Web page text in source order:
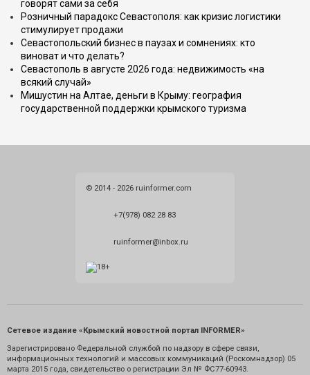
говорят сами за себя
Розничный парадокс Севастополя: как кризис логистики
стимулирует продажи
Севастопольский бизнес в паузах и сомнениях: кто
виноват и что делать?
Севастополь в августе 2026 года: недвижимость «на
всякий случай»
Мишустин на Алтае, деньги в Крыму: география
государственной поддержки крымского туризма
© 2014 - 2026 ruinformer.com
+7(978) 082 28 83
ruinformer@inbox.ru
Сетевое издание «Крымский новостной портал INFORMER»
Зарегистрировано Федеральной службой по надзору в сфере связи,
информационных технологий и массовых коммуникаций (Роскомнадзор) 05
марта 2015 года, свидетельство о регистрации Эл № ФС77-60943.